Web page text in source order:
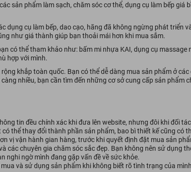
sản phẩm làm sạch, chăm sóc cơ thể, dụng cụ làm bếp
dụng cụ làm bếp, dao cạo, hãng đã không ngừng phát triển
như giá thành giúp bạn thoải mái hơn khi mua sắm.
có thể tham khảo như: bấm mi nhựa KAI, dụng cụ
hợp với mình.
khắp toàn quốc. Bạn có thể dễ dàng mua sản phẩm ở
nhiều, bạn cần tìm đến những cơ sở cung cấp sản phẩm
tin đều chính xác khi đưa lên website, nhưng đôi khi đối
thể thay đổi thành phần sản phẩm, bao bì thiết kế cũng có
vị vận hành gian hàng, trước khi quyết định đặt mua sản
các chuyên gia chăm sóc sắc đẹp. Bạn không nên sử dụng
nghi ngờ mình đang gặp vấn đề về sức khỏe.
và sử dụng sản phẩm khi không biết rõ tình trạng của